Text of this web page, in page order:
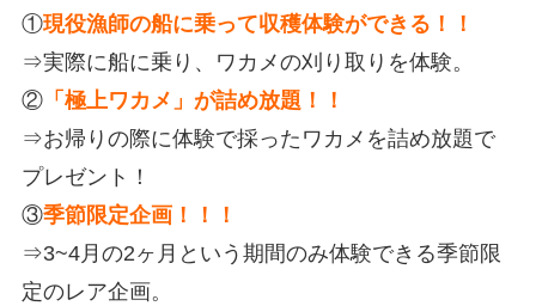
①現役漁師の船に乗って収穫体験ができる！！
⇒実際に船に乗り、ワカメの刈り取りを体験。
②「極上ワカメ」が詰め放題！！
⇒お帰りの際に体験で採ったワカメを詰め放題で
プレゼント！
③季節限定企画！！！
⇒3~4月の2ヶ月という期間のみ体験できる季節限
定のレア企画。